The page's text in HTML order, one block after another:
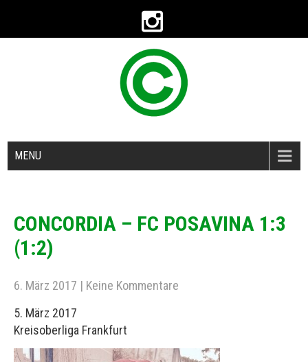
MENU
CONCORDIA – FC POSAVINA 1:3
(1:2)
6. März 2017 | Keine Kommentare
5. März 2017
Kreisoberliga Frankfurt